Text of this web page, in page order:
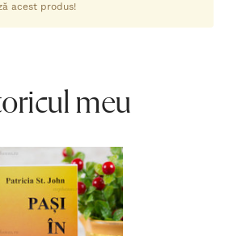
acest produs!
meu